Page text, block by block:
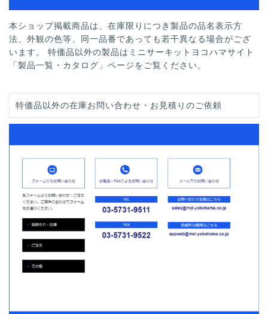
本ショップ掲載商品は、在庫限りにつき製品の品名表示方
法、外観の色等、同一品番であっても若干異なる場合がござ
います。 特価品以外の製品はミニサーキットヨコハマサイト
「製品一覧・カタログ」ページをご覧ください。
特価品以外の在庫お問い合わせ・お見積りのご依頼